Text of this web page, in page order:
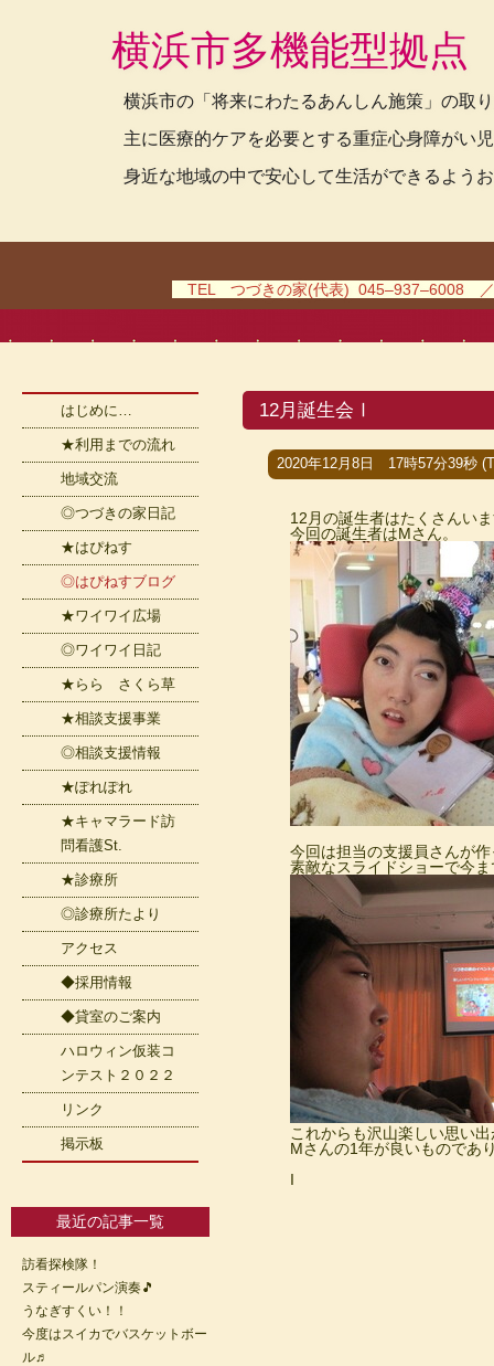
横浜市多機能型拠
横浜市の「将来にわたるあんしん施策」の取
主に医療的ケアを必要とする重症心身障がい
身近な地域の中で安心して生活ができるよう
TEL つづきの家(代表) 045–937–6008
12月誕生会Ⅰ
2020年12月8日 17時57分39秒
12月の誕生者はたくさんい
今回の誕生者はMさん。
今回は担当の支援員さんが
素敵なスライドショーで今
これからも沢山楽しい思い
Mさんの1年が良いものであ
I
はじめに…
★利用までの流れ
地域交流
◎つづきの家日記
★はぴねす
◎はぴねすブログ
★ワイワイ広場
◎ワイワイ日記
★らら さくら草
★相談支援事業
◎相談支援情報
★ぽれぽれ
★キャマラード訪
問看護St.
★診療所
◎診療所たより
アクセス
◆採用情報
◆貸室のご案内
ハロウィン仮装コ
ンテスト２０２２
リンク
掲示板
最近の記事一覧
訪看探検隊！
スティールパン演奏🎵
うなぎすくい！！
今度はスイカでバスケットボー
ル♬